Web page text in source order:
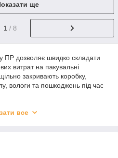
ще
1 / 8
ПР дозволяє швидко складати
витрат на пакувальні
закривають коробку,
вологи та пошкоджень під час
Ви можете обрати зручний
все